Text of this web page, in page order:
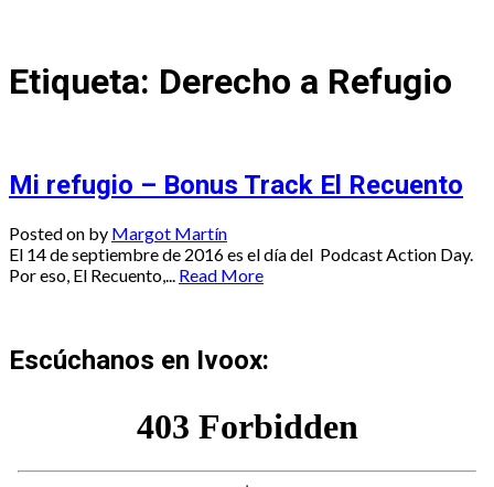
Etiqueta: Derecho a Refugio
Mi refugio – Bonus Track El Recuento
Posted on by Margot Martín
El 14 de septiembre de 2016 es el día del Podcast Action Day.
Por eso, El Recuento,...
Read More
Escúchanos en Ivoox: